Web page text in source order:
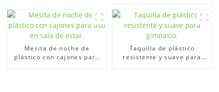
almacenamiento seguro
Mesita de noche de
plástico con cajones para
Taquilla de plástico
resistente y suave para